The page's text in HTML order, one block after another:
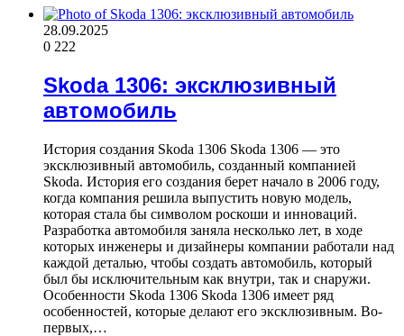
28.09.2025
0 222
Skoda 1306: эксклюзивный
автомобиль
История создания Skoda 1306 Skoda 1306 — это
эксклюзивный автомобиль, созданный компанией
Skoda. История его создания берет начало в 2006 году,
когда компания решила выпустить новую модель,
которая стала бы символом роскоши и инноваций.
Разработка автомобиля заняла несколько лет, в ходе
которых инженеры и дизайнеры компании работали над
каждой деталью, чтобы создать автомобиль, который
был бы исключительным как внутри, так и снаружи.
Особенности Skoda 1306 Skoda 1306 имеет ряд
особенностей, которые делают его эксклюзивным. Во-
первых,…